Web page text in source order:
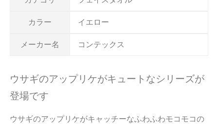
カラー イエロー
メーカー名 コンテックス
ウサギのアップリケがキュートなシリーズが
登場です
ウサギのアップリケがキャッチーなふわふわモコモコの